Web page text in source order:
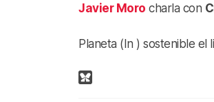
Javier Moro charla con
Planeta (In ) sostenible el